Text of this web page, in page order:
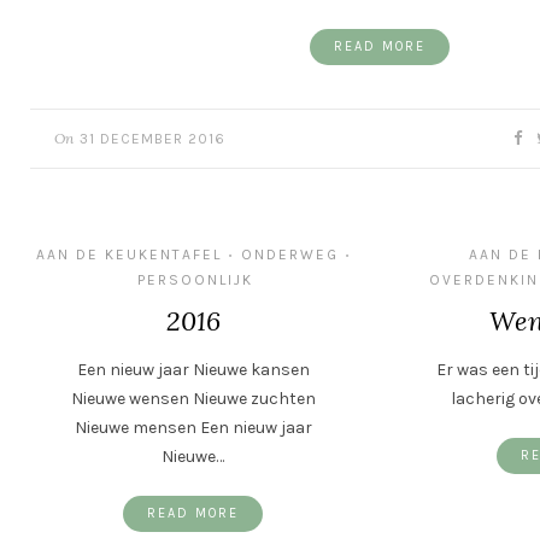
READ MORE
On 31 DECEMBER 2016
AAN DE KEUKENTAFEL • ONDERWEG •
PERSOONLIJK
2016
Een nieuw jaar Nieuwe kansen
Nieuwe wensen Nieuwe zuchten
Nieuwe mensen Een nieuw jaar
Nieuwe…
READ MORE
AAN DE
Er was een
lacherig